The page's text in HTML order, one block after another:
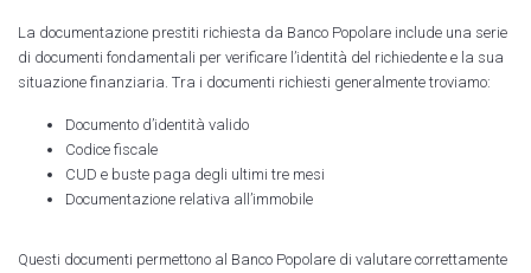
La documentazione prestiti richiesta da Banco Popolare include una serie
di documenti fondamentali per verificare l’identità del richiedente e la sua
situazione finanziaria. Tra i documenti richiesti generalmente troviamo:
Documento d’identità valido
Codice fiscale
CUD e buste paga degli ultimi tre mesi
Documentazione relativa all’immobile
Questi documenti permettono al Banco Popolare di valutare correttamente